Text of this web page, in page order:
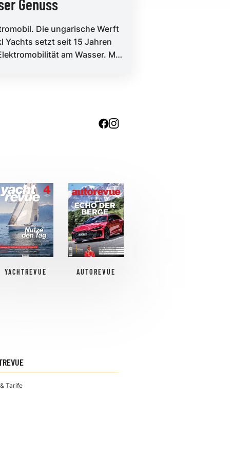
Genuss
Die ungarische Werft
Yachts setzt seit 15 Jahren
am Wasser. Mit
YACHTREVUE AUTOREVUE
Tarife